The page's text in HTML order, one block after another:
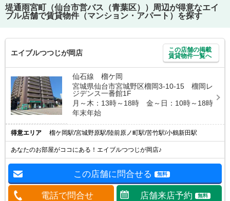
堤通雨宮町（仙台市営バス（青葉区））
周辺が得意なエイ
ブル店舗で賃貸物件（マンション・アパート）を探す
エイブルつつじが岡店
この店舗の掲載
賃貸物件一覧へ
仙石線 榴ケ岡
宮城県仙台市宮城野区榴岡3-10-15 榴岡レ
ジデンス一番館1F
月～木：13時～18時 金～日：10時～18時
年末年始
得意エリア 榴ケ岡駅/宮城野原駅/陸前原ノ町駅/苦竹駅/小鶴新田駅
あなたのお部屋がココにある！エイブルつつじが岡店♪
この店舗に問合せる 無料
電話で問合せ 店舗来店予約 無料